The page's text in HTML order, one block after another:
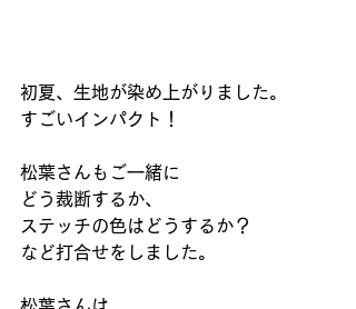
初夏、生地が染め上がりました。
すごいインパクト！
松葉さんもご一緒に
どう裁断するか、
ステッチの色はどうするか？
など打合せをしました。